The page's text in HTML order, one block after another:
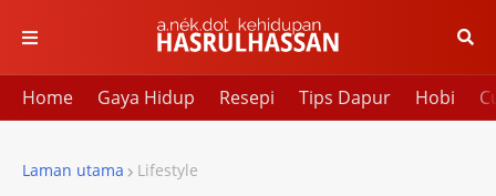
Home Gaya Hidup Resepi Tips Dapur Hobi
Laman utama Lifestyle